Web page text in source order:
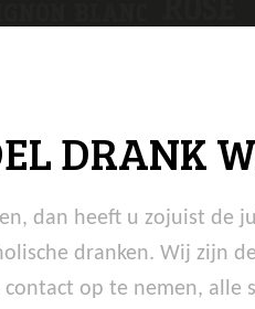
DRANK
dan heeft u zojuist de
dranken. Wij zijn
op te nemen,